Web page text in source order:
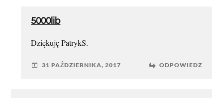
5000lib
Dziękuję PatrykS.
31 PAŹDZIERNIKA, 2017 ODPOWIEDZ